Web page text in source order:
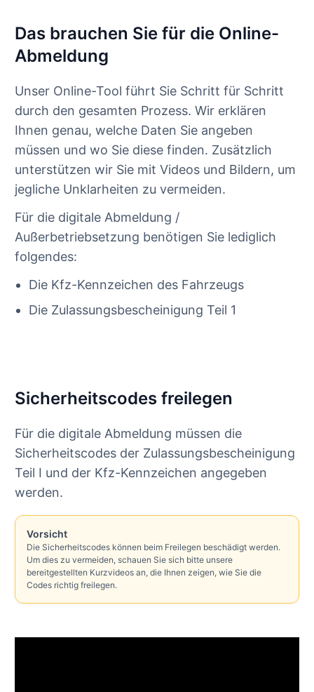
Das brauchen Sie für die Online-
Abmeldung
Unser Online-Tool führt Sie Schritt für Schritt
durch den gesamten Prozess. Wir erklären
Ihnen genau, welche Daten Sie angeben
müssen und wo Sie diese finden. Zusätzlich
unterstützen wir Sie mit Videos und Bildern, um
jegliche Unklarheiten zu vermeiden.
Für die digitale Abmeldung /
Außerbetriebsetzung benötigen Sie lediglich
folgendes:
Die Kfz-Kennzeichen des Fahrzeugs
Die Zulassungsbescheinigung Teil 1
Sicherheitscodes freilegen
Für die digitale Abmeldung müssen die
Sicherheitscodes der Zulassungsbescheinigung
Teil I und der Kfz-Kennzeichen angegeben
werden.
Vorsicht
Die Sicherheitscodes können beim Freilegen beschädigt werden.
Um dies zu vermeiden, schauen Sie sich bitte unsere
bereitgestellten Kurzvideos an, die Ihnen zeigen, wie Sie die
Codes richtig freilegen.